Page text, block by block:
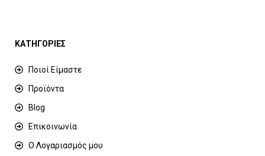
ΚΑΤΗΓΟΡΙΕΣ
Ποιοί Είμαστε
Προϊόντα
Blog
Επικοινωνία
Ο Λογαριασμός μου